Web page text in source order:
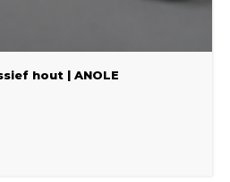
hout | ANOLE